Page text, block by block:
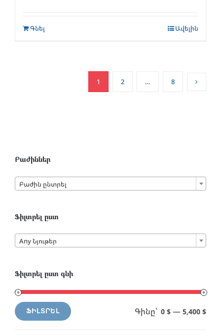
Գնել Ավելին
1 2 … 8
Բաժիններ
Բաժին ընտրել
Ֆիլտրել ըստ
Any Նյութեր
Ֆիլտրել ըստ գնի
Min
MaxՖԻԼՏՐԵԼ Գինը՝ 0 $ — 5,400 $